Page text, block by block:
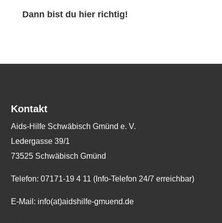
Dann bist du hier richtig!
Kontakt
Aids-Hilfe Schwäbisch Gmünd e. V.
Ledergasse 39/1
73525 Schwäbisch Gmünd
Telefon: 07171-19 4 11 (Info-Telefon 24/7 erreichbar)
E-Mail: info(at)aidshilfe-gmuend.de